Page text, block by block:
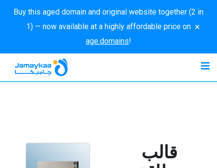
Buy this aged domain and original website together (2 in
1) — now available at a highly affordable price on
age.domains!
×
قالب